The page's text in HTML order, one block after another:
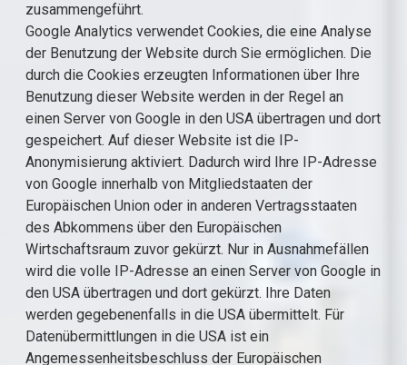
zusammengeführt.
Google Analytics verwendet Cookies, die eine Analyse
der Benutzung der Website durch Sie ermöglichen. Die
durch die Cookies erzeugten Informationen über Ihre
Benutzung dieser Website werden in der Regel an
einen Server von Google in den USA übertragen und dort
gespeichert. Auf dieser Website ist die IP-
Anonymisierung aktiviert. Dadurch wird Ihre IP-Adresse
von Google innerhalb von Mitgliedstaaten der
Europäischen Union oder in anderen Vertragsstaaten
des Abkommens über den Europäischen
Wirtschaftsraum zuvor gekürzt. Nur in Ausnahmefällen
wird die volle IP-Adresse an einen Server von Google in
den USA übertragen und dort gekürzt. Ihre Daten
werden gegebenenfalls in die USA übermittelt. Für
Datenübermittlungen in die USA ist ein
Angemessenheitsbeschluss der Europäischen